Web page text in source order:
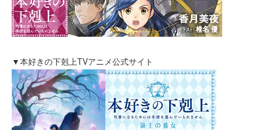
▼本好きの下剋上TVアニメ公式サイト